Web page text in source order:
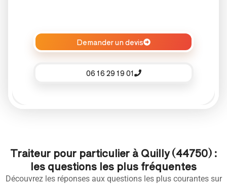
Demander un devis
06 16 29 19 01
Traiteur pour particulier à Quilly (44750) :
les questions les plus fréquentes
Découvrez les réponses aux questions les plus courantes sur